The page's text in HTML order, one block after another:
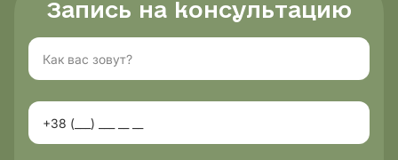
Запись на консультацию